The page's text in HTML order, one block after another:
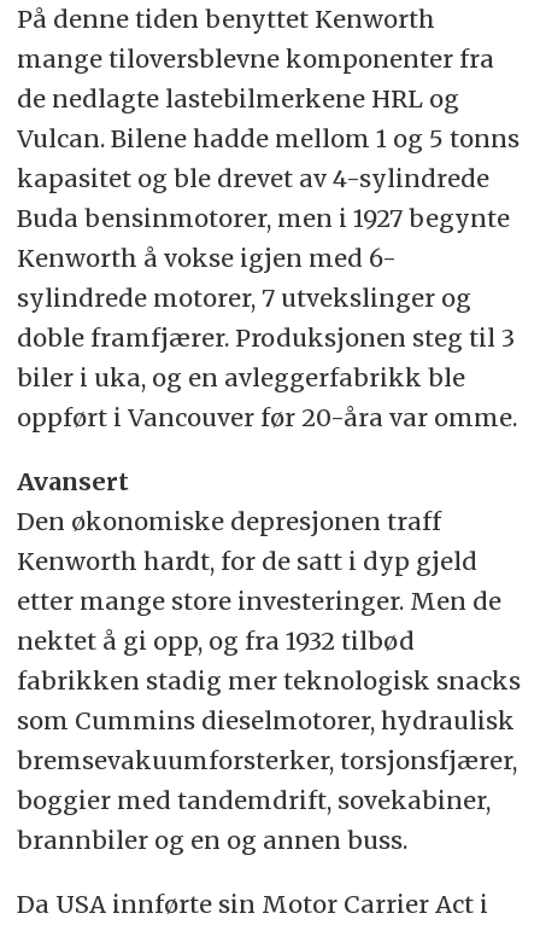
På denne tiden benyttet Kenworth
mange tiloversblevne komponenter fra
de nedlagte lastebilmerkene HRL og
Vulcan. Bilene hadde mellom 1 og 5 tonns
kapasitet og ble drevet av 4-sylindrede
Buda bensinmotorer, men i 1927 begynte
Kenworth å vokse igjen med 6-
sylindrede motorer, 7 utvekslinger og
doble framfjærer. Produksjonen steg til 3
biler i uka, og en avleggerfabrikk ble
oppført i Vancouver før 20-åra var omme.
Avansert
Den økonomiske depresjonen traff
Kenworth hardt, for de satt i dyp gjeld
etter mange store investeringer. Men de
nektet å gi opp, og fra 1932 tilbød
fabrikken stadig mer teknologisk snacks
som Cummins dieselmotorer, hydraulisk
bremsevakuumforsterker, torsjonsfjærer,
boggier med tandemdrift, sovekabiner,
brannbiler og en og annen buss.
Da USA innførte sin Motor Carrier Act i